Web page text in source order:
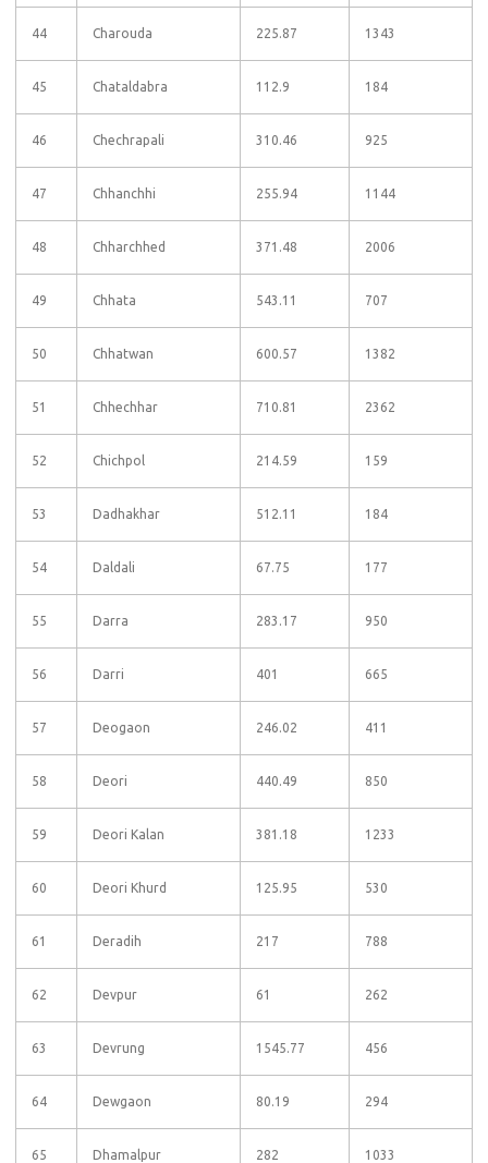
44 Charouda 225.87 1343
45 Chataldabra 112.9 184
46 Chechrapali 310.46 925
47 Chhanchhi 255.94 1144
48 Chharchhed 371.48 2006
49 Chhata 543.11 707
50 Chhatwan 600.57 1382
51 Chhechhar 710.81 2362
52 Chichpol 214.59 159
53 Dadhakhar 512.11 184
54 Daldali 67.75 177
55 Darra 283.17 950
56 Darri 401 665
57 Deogaon 246.02 411
58 Deori 440.49 850
59 Deori Kalan 381.18 1233
60 Deori Khurd 125.95 530
61 Deradih 217 788
62 Devpur 61 262
63 Devrung 1545.77 456
64 Dewgaon 80.19 294
65 Dhamalpur 282 1033